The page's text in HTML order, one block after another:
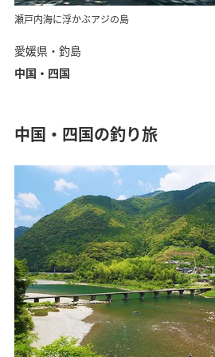
瀬戸内海に浮かぶアジの島
愛媛県・釣島
中国・四国
中国・四国の釣り旅